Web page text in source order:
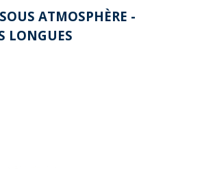
ATMOSPHÈRE -
LONGUES